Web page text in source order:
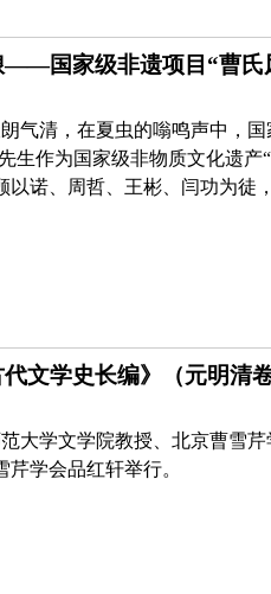
——国家级非遗项目“曹氏
气清，在夏虫的嗡鸣声中，
生作为国家级非物质文化遗
诺、周哲、王彬、闫功为徒
文学史长编》（元明清
大学文学院教授、北京曹雪
学会品红轩举行。